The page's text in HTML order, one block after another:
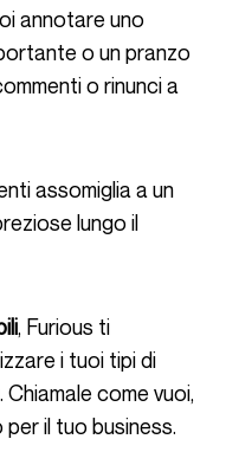
annotare uno
o un pranzo
o rinunci a
lungo il
, Furious ti
i tuoi tipi di
come vuoi,
il tuo business.